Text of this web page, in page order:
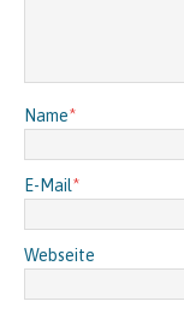
Name*
E-Mail*
Webseite